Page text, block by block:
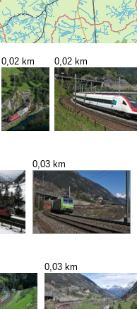
0,02 km 0,02 km
0,03 km
0,03 km